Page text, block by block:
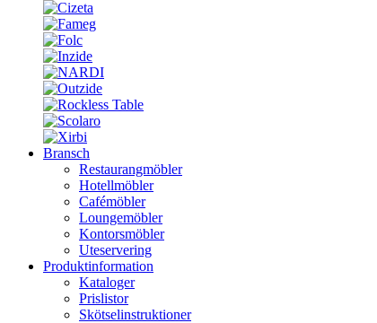
Bransch
Restaurangmöbler
Hotellmöbler
Cafémöbler
Loungemöbler
Kontorsmöbler
Uteservering
Produktinformation
Kataloger
Prislistor
Skötselinstruktioner